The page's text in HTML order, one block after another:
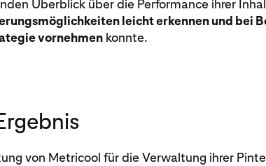
Überblick über die Performance ihrer
leicht erkennen und bei
vornehmenkonnte.
von Metricool für die Verwaltung ihrer